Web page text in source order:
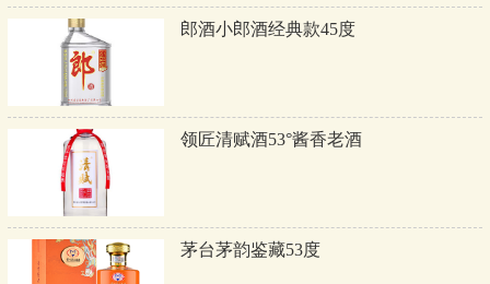
郎酒小郎酒经典款45度
领匠清赋酒53°酱香老酒
茅台茅韵鉴藏53度